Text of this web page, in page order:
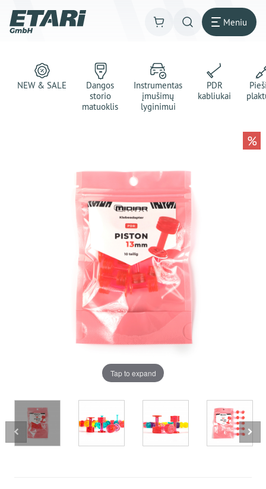
Meniu
NEW & SALE
Dangos
storio
matuoklis
Instrumentas
įmušimų
lyginimui
PDR
kabliukai
Tap to expand
%